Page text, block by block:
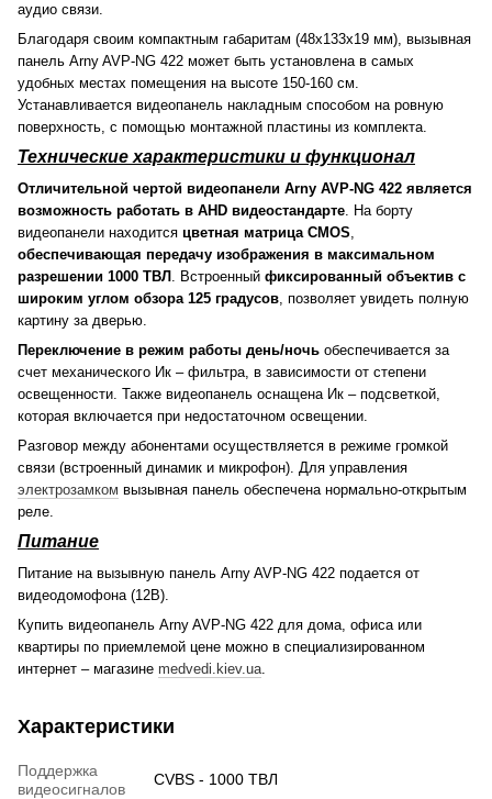
аудио связи.
Благодаря своим компактным габаритам (48х133х19 мм), вызывная
панель Arny AVP-NG 422 может быть установлена в самых
удобных местах помещения на высоте 150-160 см.
Устанавливается видеопанель накладным способом на ровную
поверхность, с помощью монтажной пластины из комплекта.
Технические характеристики и функционал
Отличительной чертой видеопанели Arny AVP-NG 422 является
возможность работать в AHD видеостандарте . На борту
видеопанели находится цветная матрица CMOS
обеспечивающая передачу изображения в максимальном
разрешении 1000 ТВЛ . Встроенный фиксированный объектив с
широким углом обзора 125 градусов , позволяет увидеть полную
картину за дверью.
Переключение в режим работы день/ночь обеспечивается за
счет механического Ик – фильтра, в зависимости от степени
освещенности. Также видеопанель оснащена Ик – подсветкой,
которая включается при недостаточном освещении.
Разговор между абонентами осуществляется в режиме громкой
связи (встроенный динамик и микрофон). Для управления
электрозамком вызывная панель обеспечена нормально-открытым
реле.
Питание
Питание на вызывную панель Arny AVP-NG 422 подается от
видеодомофона (12В).
Купить видеопанель Arny AVP-NG 422 для дома, офиса или
квартиры по приемлемой цене можно в специализированном
интернет – магазине medvedi.kiev.ua
Характеристики
Поддержка
видеосигналов
CVBS - 1000 ТВЛ